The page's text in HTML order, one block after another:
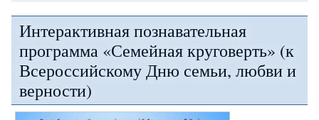
Интерактивная познавательная
программа «Семейная круговерть» (к
Всероссийскому Дню семьи, любви и
верности)